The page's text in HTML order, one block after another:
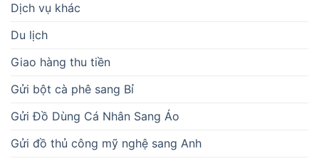
Dịch vụ khác
Du lịch
Giao hàng thu tiền
Gửi bột cà phê sang Bỉ
Gửi Đồ Dùng Cá Nhân Sang Áo
Gửi đồ thủ công mỹ nghệ sang Anh